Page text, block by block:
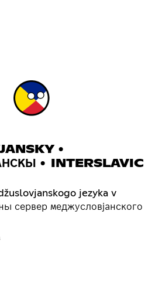
•
• INTERSLAVIC
jezyka v
сервер меджусловјанского